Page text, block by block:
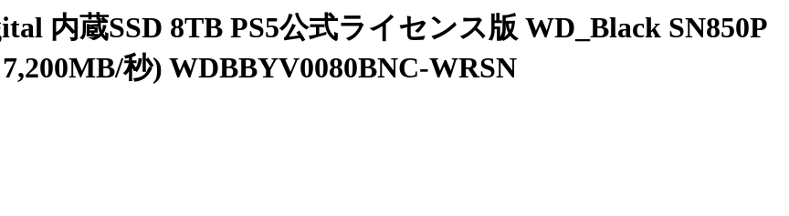
内蔵SSD 8TB PS5公式ライセンス版 WD_Black SN850P
秒) WDBBYV0080BNC-WRSN